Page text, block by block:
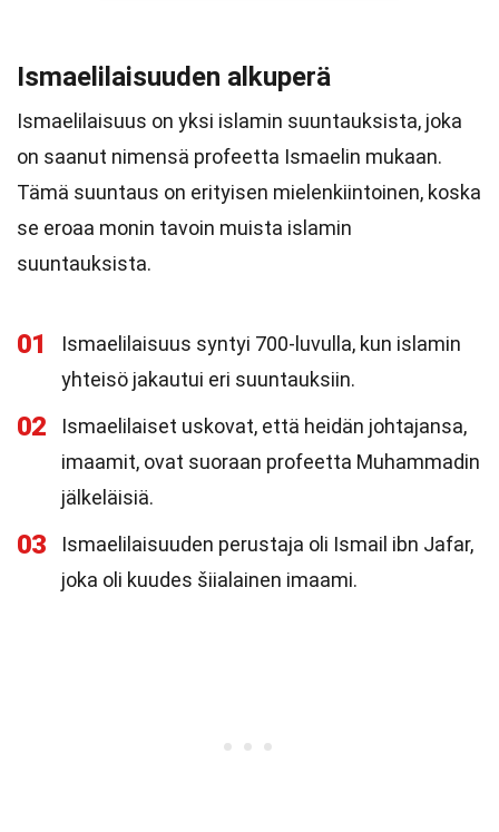
Ismaelilaisuuden alkuperä
Ismaelilaisuus on yksi islamin suuntauksista, joka
on saanut nimensä profeetta Ismaelin mukaan.
Tämä suuntaus on erityisen mielenkiintoinen, koska
se eroaa monin tavoin muista islamin
suuntauksista.
01
Ismaelilaisuus syntyi 700-luvulla, kun islamin
yhteisö jakautui eri suuntauksiin.
02
Ismaelilaiset uskovat, että heidän johtajansa,
imaamit, ovat suoraan profeetta Muhammadin
jälkeläisiä.
03
Ismaelilaisuuden perustaja oli Ismail ibn Jafar,
joka oli kuudes šiialainen imaami.